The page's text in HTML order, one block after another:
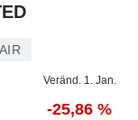
AIR
Veränd. 1. Jan.
-25,86 %